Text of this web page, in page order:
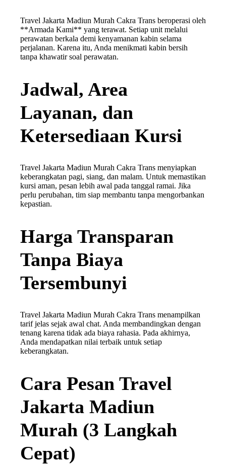
Travel Jakarta Madiun Murah Cakra Trans beroperasi oleh
**Armada Kami** yang terawat. Setiap unit melalui
perawatan berkala demi kenyamanan kabin selama
perjalanan. Karena itu, Anda menikmati kabin bersih
tanpa khawatir soal perawatan.
Jadwal, Area
Layanan, dan
Ketersediaan Kursi
Travel Jakarta Madiun Murah Cakra Trans menyiapkan
keberangkatan pagi, siang, dan malam. Untuk memastikan
kursi aman, pesan lebih awal pada tanggal ramai. Jika
perlu perubahan, tim siap membantu tanpa mengorbankan
kepastian.
Harga Transparan
Tanpa Biaya
Tersembunyi
Travel Jakarta Madiun Murah Cakra Trans menampilkan
tarif jelas sejak awal chat. Anda membandingkan dengan
tenang karena tidak ada biaya rahasia. Pada akhirnya,
Anda mendapatkan nilai terbaik untuk setiap
keberangkatan.
Cara Pesan Travel
Jakarta Madiun
Murah (3 Langkah
Cepat)